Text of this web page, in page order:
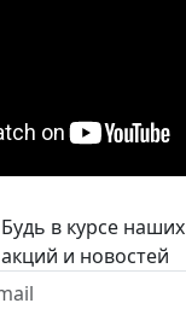
Будь в курсе наших
акций и новостей